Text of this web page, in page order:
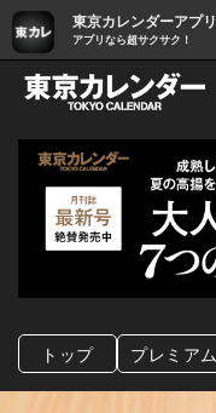
東京カレンダーアプリ
アプリなら超サクサク！
トップ プレミアム